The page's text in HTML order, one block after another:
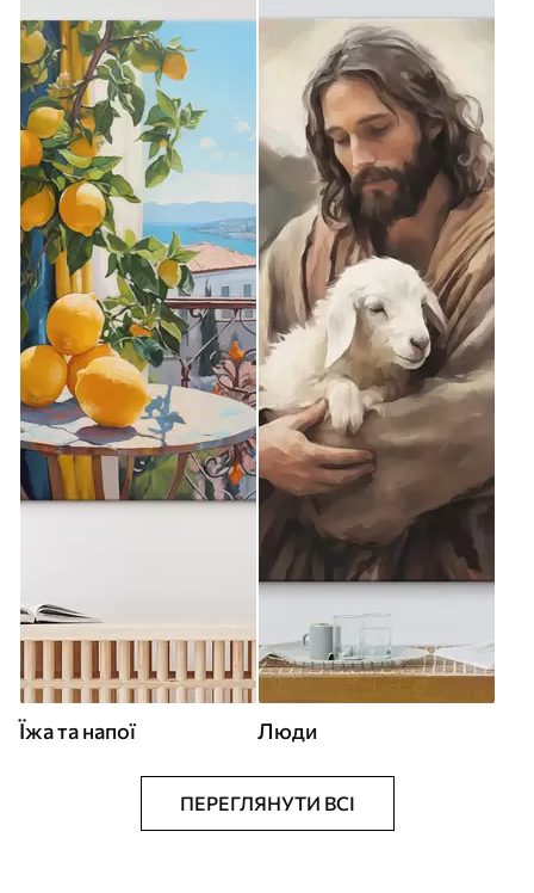
Їжа та напої Люди
ПЕРЕГЛЯНУТИ ВСІ